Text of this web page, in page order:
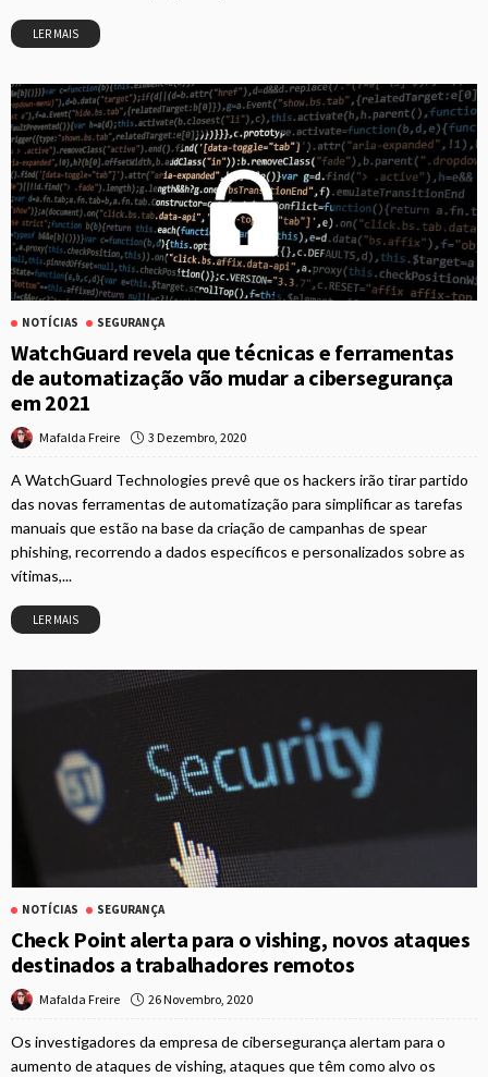
LER MAIS
NOTÍCIAS SEGURANÇA
WatchGuard revela que técnicas e ferramentas
de automatização vão mudar a cibersegurança
em 2021
Mafalda Freire 3 Dezembro, 2020
A WatchGuard Technologies prevê que os hackers irão tirar partido
das novas ferramentas de automatização para simplificar as tarefas
manuais que estão na base da criação de campanhas de spear
phishing, recorrendo a dados específicos e personalizados sobre as
vítimas,...
LER MAIS
NOTÍCIAS SEGURANÇA
Check Point alerta para o vishing, novos ataques
destinados a trabalhadores remotos
Mafalda Freire 26 Novembro, 2020
Os investigadores da empresa de cibersegurança alertam para o
aumento de ataques de vishing, ataques que têm como alvo os